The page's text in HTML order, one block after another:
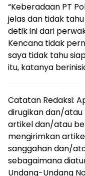
“Keberadaan PT
jelas dan tidak
detik ini dari
Kencana tidak
saya tidak tahu
itu, katanya
Catatan Redaksi:
dirugikan dan/
artikel dan/atau
mengirimkan
sanggahan dan/
sebagaimana
Undang-Undang